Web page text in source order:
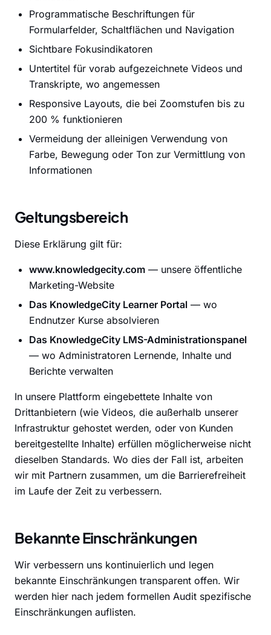
Programmatische Beschriftungen für
Formularfelder, Schaltflächen und Navigation
Sichtbare Fokusindikatoren
Untertitel für vorab aufgezeichnete Videos und
Transkripte, wo angemessen
Responsive Layouts, die bei Zoomstufen bis zu
200 % funktionieren
Vermeidung der alleinigen Verwendung von
Farbe, Bewegung oder Ton zur Vermittlung von
Informationen
Geltungsbereich
Diese Erklärung gilt für:
www.knowledgecity.com — unsere öffentliche
Marketing-Website
Das KnowledgeCity Learner Portal — wo
Endnutzer Kurse absolvieren
Das KnowledgeCity LMS-Administrationspanel
— wo Administratoren Lernende, Inhalte und
Berichte verwalten
In unsere Plattform eingebettete Inhalte von
Drittanbietern (wie Videos, die außerhalb unserer
Infrastruktur gehostet werden, oder von Kunden
bereitgestellte Inhalte) erfüllen möglicherweise nicht
dieselben Standards. Wo dies der Fall ist, arbeiten
wir mit Partnern zusammen, um die Barrierefreiheit
im Laufe der Zeit zu verbessern.
Bekannte Einschränkungen
Wir verbessern uns kontinuierlich und legen
bekannte Einschränkungen transparent offen. Wir
werden hier nach jedem formellen Audit spezifische
Einschränkungen auflisten.